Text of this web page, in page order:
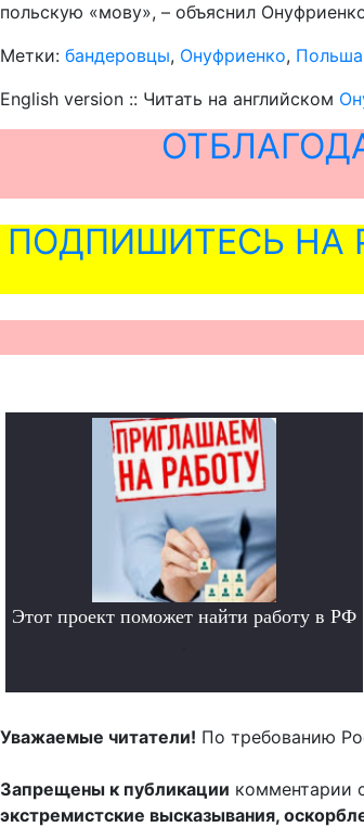
польскую «мову», – объяснил
Метки: бандеровцы, Онуфриенко, Польша
English version :: Читать на английском
ПОДПИШИТЕСЬ НА
Этот проект поможет найти работу в РФ
Уважаемые читатели! По требованию
Запрещены к публикации комментарии
экстремистские высказывания,